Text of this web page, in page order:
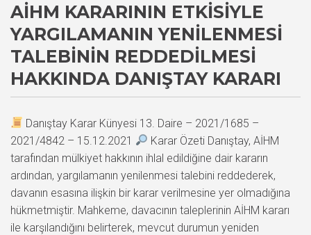
AİHM KARARININ ETKISIYLE
YARGILAMANIN YENILENMESI
TALEBININ REDDEDILMESI
HAKKINDA DANIŞTAY KARARI
Danıştay Karar Künyesi 13. Daire – 2021/1685 –
2021/4842 – 15.12.2021
Karar Özeti Danıştay, AİHM
tarafından mülkiyet hakkının ihlal edildiğine dair kararın
ardından, yargılamanın yenilenmesi talebini reddederek,
davanın esasına ilişkin bir karar verilmesine yer olmadığına
hükmetmiştir. Mahkeme, davacının taleplerinin AİHM kararı
ile karşılandığını belirterek, mevcut durumun yeniden